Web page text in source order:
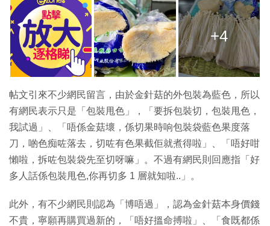
+4
帖文引來不少網民留言，由於金針菇的外包裝為藍色，所以
有網民表示只是「包裝甩色」，「要拆包裝切，包裝甩色，
我試過」、「唔係金菇壞，係切果時响包裝袋藍色果度落
刀，啲色痴咗落去，切咗有色果截佢就煮得啦」、「唔好咁
懶啦，拆咗包裝袋先至切呀嘛」。不過有網民則回應指「好
多人話係包裝甩色,你再切多 1 層就知啦..」。
此外，有不少網民則認為「博唔過」，認為金針菇本身價錢
不貴，寧願再購買過新的，「唔好搵命搏啦」、「食既都係